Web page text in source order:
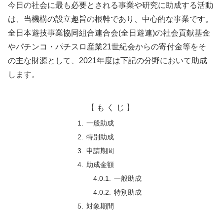
今日の社会に最も必要とされる事業や研究に助成する活動
は、当機構の設立趣旨の根幹であり、中心的な事業です。
全日本遊技事業協同組合連合会(全日遊連)の社会貢献基金
やパチンコ・パチスロ産業21世紀会からの寄付金等をそ
の主な財源として、2021年度は下記の分野において助成
します。
【 も く じ 】
一般助成
特別助成
申請期間
助成金額
一般助成
特別助成
対象期間